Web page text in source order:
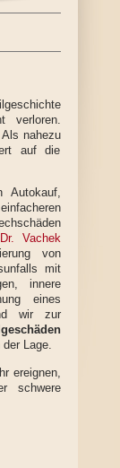
verloren.
nahezu
auf die
Autokauf,
Vachek
von
mit
innere
eines
wir zur
Lage.
ereignen,
schwere